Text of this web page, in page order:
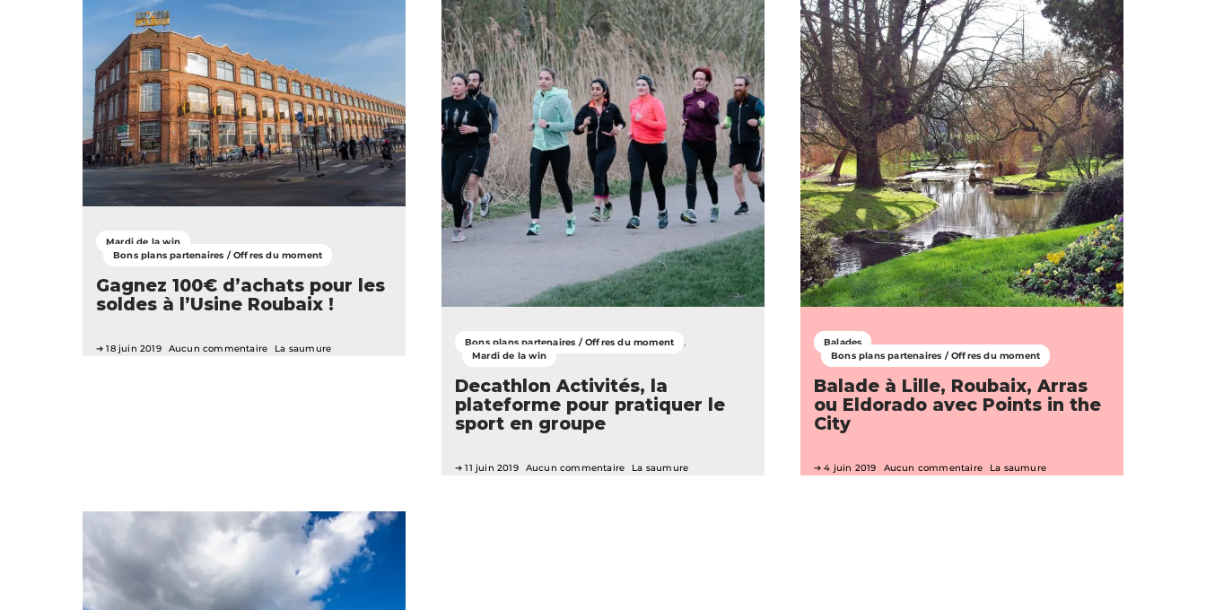
Mardi de la win
Bons plans partenaires / Offres du moment
Gagnez 100€ d’achats pour les
soldes à l’Usine Roubaix !
18 juin 2019 Aucun commentaire La saumure
Bons plans partenaires / Offres du moment
Mardi de la win
Decathlon Activités, la
plateforme pour pratiquer le
sport en groupe
11 juin 2019 Aucun commentaire La saumure
Balades
Bons plans partenaires / Offres du moment
Balade à Lille, Roubaix, Arras
ou Eldorado avec Points in the
City
4 juin 2019 Aucun commentaire La saumure